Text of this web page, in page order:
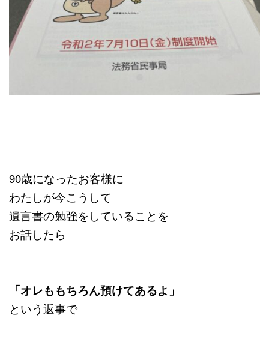
90歳になったお客様に
わたしが今こうして
遺言書の勉強をしていることを
お話したら
「オレももちろん預けてあるよ」
という返事で